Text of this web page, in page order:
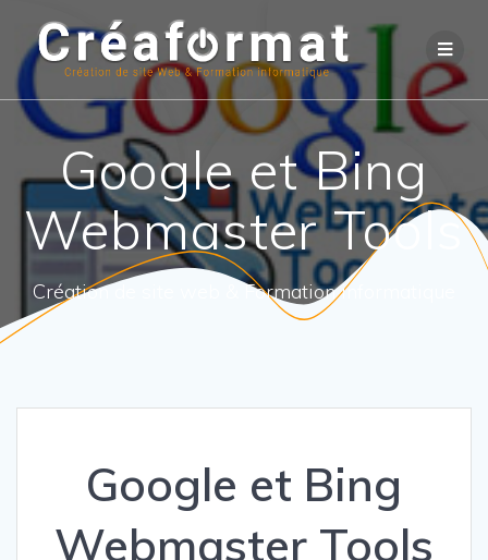
Google et Bing
Webmaster Tools
Création de site web & Formation informatique
Google et Bing
Webmaster Tools